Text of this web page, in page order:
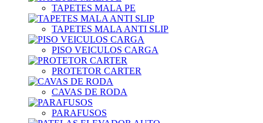
TAPETES MALA PE
TAPETES MALA ANTI SLIP
PISO VEICULOS CARGA
PROTETOR CARTER
CAVAS DE RODA
PARAFUSOS